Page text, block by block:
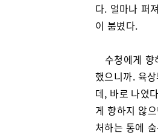
다. 얼마나 퍼
이 붐볐다.
수청에게
했으니까. 육
데, 바로 나였
게 향하지 않
처하는 통에